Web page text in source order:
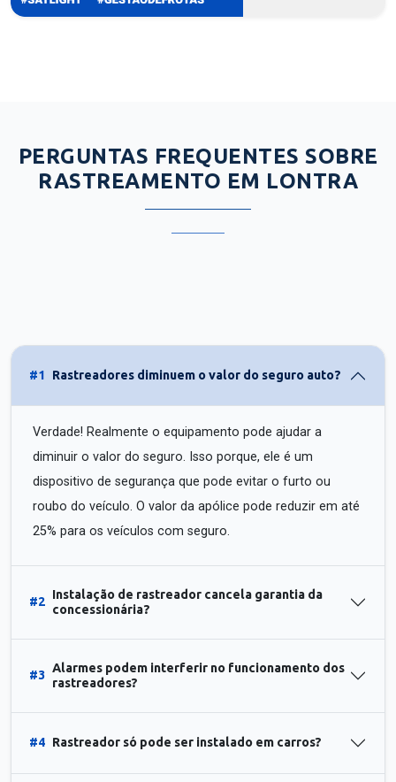
PERGUNTAS FREQUENTES SOBRE
RASTREAMENTO EM LONTRA
#1 Rastreadores diminuem o valor do seguro auto?
Verdade! Realmente o equipamento pode ajudar a
diminuir o valor do seguro. Isso porque, ele é um
dispositivo de segurança que pode evitar o furto ou
roubo do veículo. O valor da apólice pode reduzir em até
25% para os veículos com seguro.
#2
Instalação de rastreador cancela garantia da
concessionária?
#3
Alarmes podem interferir no funcionamento dos
rastreadores?
#4 Rastreador só pode ser instalado em carros?